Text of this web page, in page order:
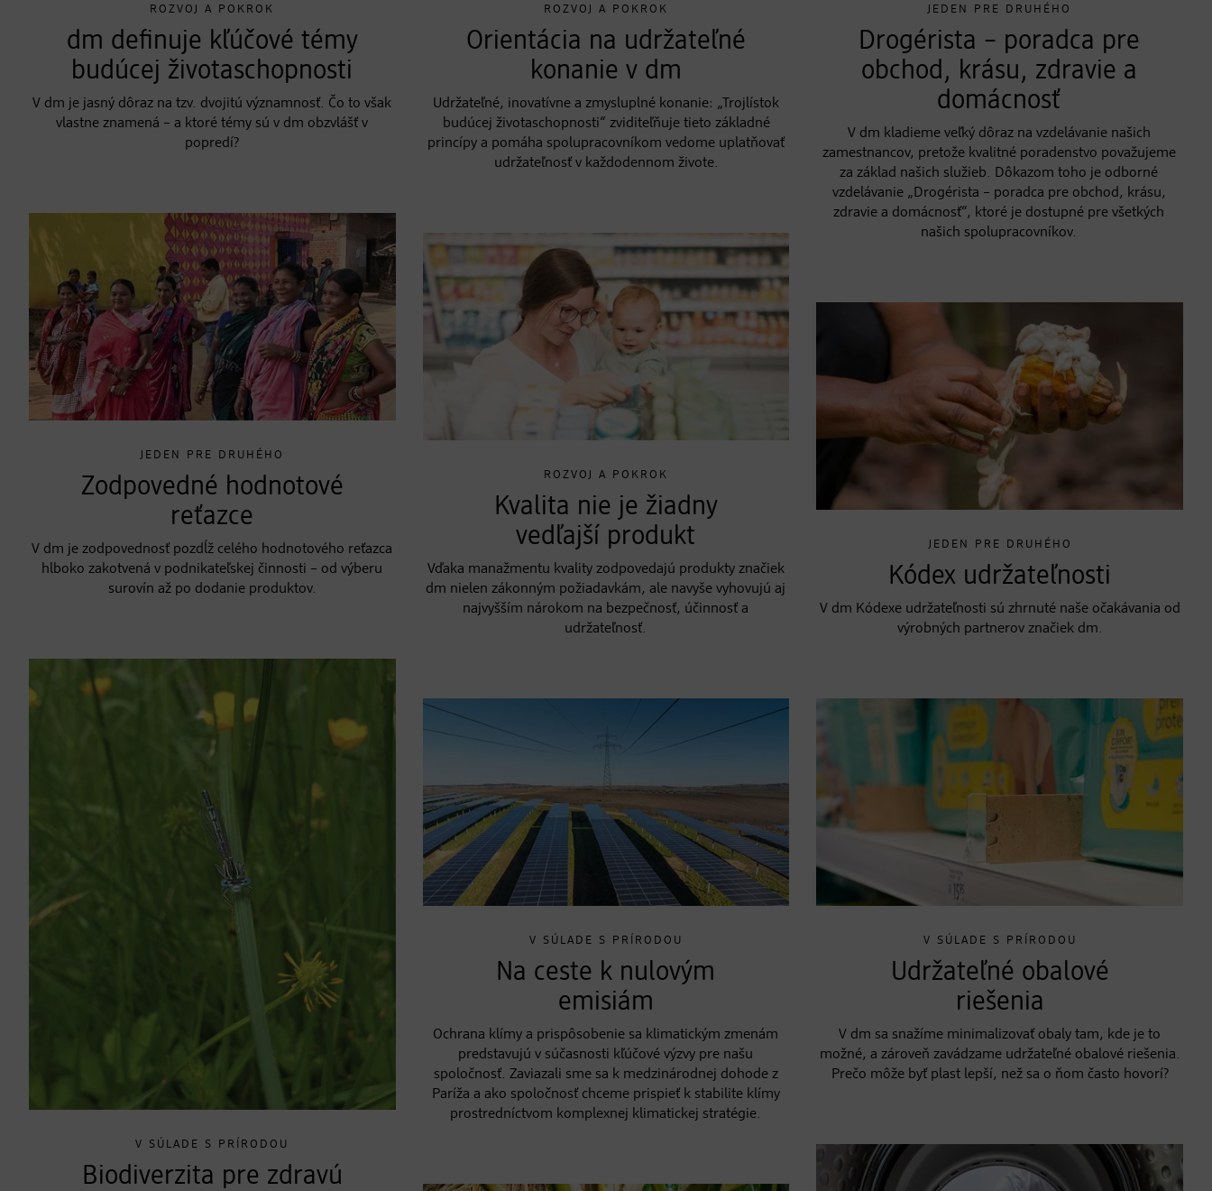
ROZVOJ A POKROK
dm definuje kľúčové témy
budúcej životaschopnosti
V dm je jasný dôraz na tzv. dvojitú významnosť. Čo to však
vlastne znamená – a ktoré témy sú v dm obzvlášť v
popredí?
JEDEN PRE DRUHÉHO
Zodpovedné hodnotové
reťazce
V dm je zodpovednosť pozdĺž celého hodnotového reťazca
hlboko zakotvená v podnikateľskej činnosti – od výberu
surovín až po dodanie produktov.
V SÚLADE S PRÍRODOU
Biodiverzita pre zdravú
ROZVOJ A POKROK
Orientácia na udržateľné
konanie v dm
Udržateľné, inovatívne a zmysluplné konanie: „Trojlístok
budúcej životaschopnosti“ zviditeľňuje tieto základné
princípy a pomáha spolupracovníkom vedome uplatňovať
udržateľnosť v každodennom živote.
ROZVOJ A POKROK
Kvalita nie je žiadny
vedľajší produkt
Vďaka manažmentu kvality zodpovedajú produkty značiek
dm nielen zákonným požiadavkám, ale navyše vyhovujú aj
najvyšším nárokom na bezpečnosť, účinnosť a
udržateľnosť.
V SÚLADE S PRÍRODOU
Na ceste k nulovým
emisiám
Ochrana klímy a prispôsobenie sa klimatickým zmenám
predstavujú v súčasnosti kľúčové výzvy pre našu
spoločnosť. Zaviazali sme sa k medzinárodnej dohode z
Paríža a ako spoločnosť chceme prispieť k stabilite klímy
prostredníctvom komplexnej klimatickej stratégie.
JEDEN PRE DRUHÉHO
Drogérista – poradca pre
obchod, krásu, zdravie a
domácnosť
V dm kladieme veľký dôraz na vzdelávanie našich
zamestnancov, pretože kvalitné poradenstvo považujeme
za základ našich služieb. Dôkazom toho je odborné
vzdelávanie „Drogérista – poradca pre obchod, krásu,
zdravie a domácnosť“, ktoré je dostupné pre všetkých
našich spolupracovníkov.
JEDEN PRE DRUHÉHO
Kódex udržateľnosti
V dm Kódexe udržateľnosti sú zhrnuté naše očakávania od
výrobných partnerov značiek dm.
V SÚLADE S PRÍRODOU
Udržateľné obalové
riešenia
V dm sa snažíme minimalizovať obaly tam, kde je to
možné, a zároveň zavádzame udržateľné obalové riešenia.
Prečo môže byť plast lepší, než sa o ňom často hovorí?